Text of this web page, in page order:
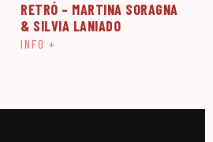
RETRÓ – MARTINA SORAGNA
& SILVIA LANIADO
INFO +